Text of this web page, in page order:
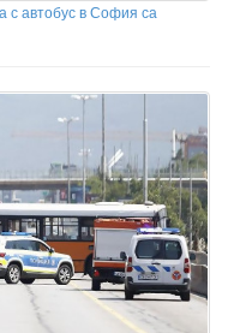
с автобус в София са